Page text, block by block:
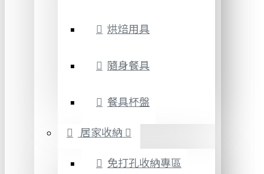
烘焙用具
隨身餐具
餐具杯盤
居家收納
免打孔收納專區